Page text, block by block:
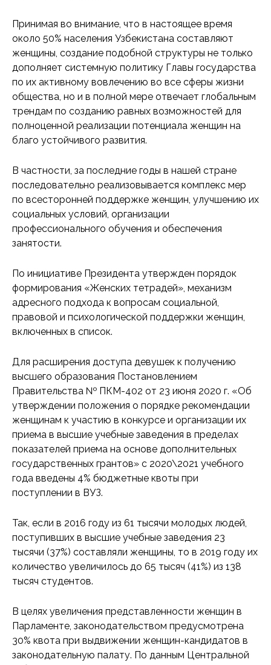
Принимая во внимание, что в настоящее время
около 50% населения Узбекистана составляют
женщины, создание подобной структуры не только
дополняет системную политику Главы государства
по их активному вовлечению во все сферы жизни
общества, но и в полной мере отвечает глобальным
трендам по созданию равных возможностей для
полноценной реализации потенциала женщин на
благо устойчивого развития.
В частности, за последние годы в нашей стране
последовательно реализовывается комплекс мер
по всесторонней поддержке женщин, улучшению их
социальных условий, организации
профессионального обучения и обеспечения
занятости.
По инициативе Президента утвержден порядок
формирования «Женских тетрадей», механизм
адресного подхода к вопросам социальной,
правовой и психологической поддержки женщин,
включенных в список.
Для расширения доступа девушек к получению
высшего образования Постановлением
Правительства № ПКМ-402 от 23 июня 2020 г. «Об
утверждении положения о порядке рекомендации
женщинам к участию в конкурсе и организации их
приема в высшие учебные заведения в пределах
показателей приема на основе дополнительных
государственных грантов» с 2020\2021 учебного
года введены 4% бюджетные квоты при
поступлении в ВУЗ.
Так, если в 2016 году из 61 тысячи молодых людей,
поступивших в высшие учебные заведения 23
тысячи (37%) составляли женщины, то в 2019 году их
количество увеличилось до 65 тысяч (41%) из 138
тысяч студентов.
В целях увеличения представленности женщин в
Парламенте, законодательством предусмотрена
30% квота при выдвижении женщин-кандидатов в
законодательную палату. По данным Центральной